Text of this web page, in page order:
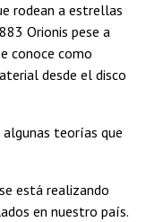
rodean a estrellas
Orionis pese a
conoce como
desde el disco
teorías que
está realizando
en nuestro país.